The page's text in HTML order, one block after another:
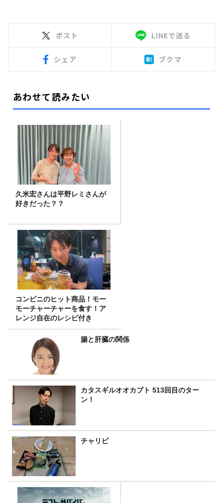
ポスト LINEで送る
シェア ブクマ
あわせて読みたい
久米宏さんは平野レミさんが
好きだった？？
コンビニのヒット商品！モー
モーチャーチャーを食す！ア
レンジ自在のレシピ付き
腸と肝臓の関係
カタスギルオオカブト 513回目のター
ン！
チャリピ